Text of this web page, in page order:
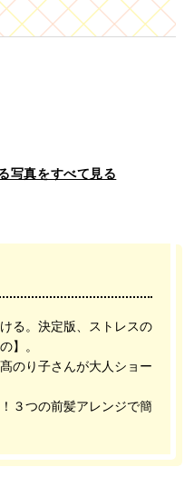
写真をすべて見る
る。決定版、ストレスの
】。
のり子さんが大人ショー
３つの前髪アレンジで簡